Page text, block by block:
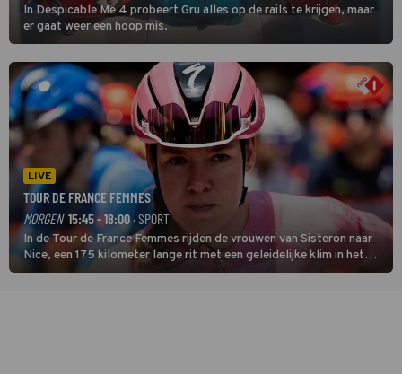
In Despicable Me 4 probeert Gru alles op de rails te krijgen, maar
er gaat weer een hoop mis.
LIVE
TOUR DE FRANCE FEMMES
MORGEN 15:45 - 18:00· SPORT
In de Tour de France Femmes rijden de vrouwen van Sisteron naar
Nice, een 175 kilometer lange rit met een geleidelijke klim in het
midden. Dat is mogelijk niet de zwaarste hindernis, dat is de